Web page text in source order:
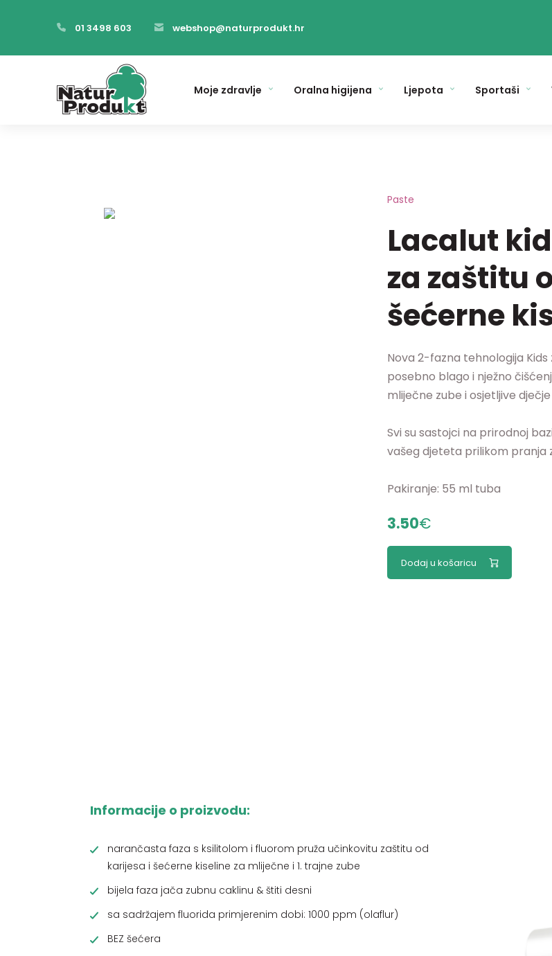
01 3498 603 webshop@naturprodukt.hr
Moje zdravlje Oralna higijena Ljepota Sportaši
Paste
Lacalut
za zaštitu
šećerne
Nova 2-fazna tehnologija
posebno blago i nježno
mliječne zube i osjetljive
Svi su sastojci na prirodnoj
vašeg djeteta prilikom pranja
Pakiranje: 55 ml tuba
3.50€
Dodaj u košaricu
Informacije o proizvodu:
narančasta faza s ksilitolom i fluorom pruža učinkovitu zaštitu od
karijesa i šećerne kiseline za mliječne i 1. trajne zube
bijela faza jača zubnu caklinu & štiti desni
sa sadržajem fluorida primjerenim dobi: 1000 ppm (olaflur)
BEZ šećera